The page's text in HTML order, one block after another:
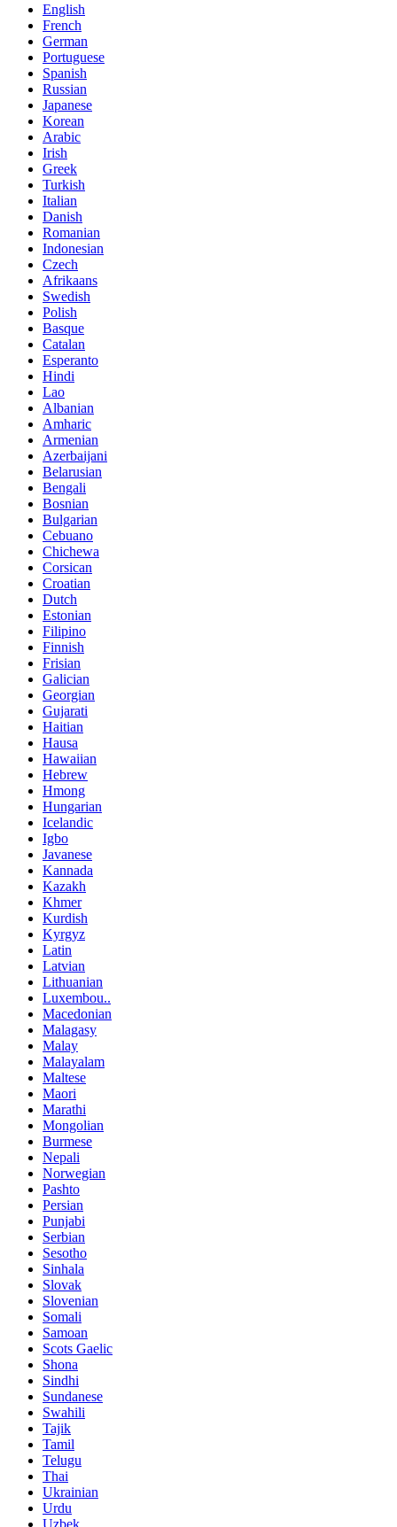
English
French
German
Portuguese
Spanish
Russian
Japanese
Korean
Arabic
Irish
Greek
Turkish
Italian
Danish
Romanian
Indonesian
Czech
Afrikaans
Swedish
Polish
Basque
Catalan
Esperanto
Hindi
Lao
Albanian
Amharic
Armenian
Azerbaijani
Belarusian
Bengali
Bosnian
Bulgarian
Cebuano
Chichewa
Corsican
Croatian
Dutch
Estonian
Filipino
Finnish
Frisian
Galician
Georgian
Gujarati
Haitian
Hausa
Hawaiian
Hebrew
Hmong
Hungarian
Icelandic
Igbo
Javanese
Kannada
Kazakh
Khmer
Kurdish
Kyrgyz
Latin
Latvian
Lithuanian
Luxembou..
Macedonian
Malagasy
Malay
Malayalam
Maltese
Maori
Marathi
Mongolian
Burmese
Nepali
Norwegian
Pashto
Persian
Punjabi
Serbian
Sesotho
Sinhala
Slovak
Slovenian
Somali
Samoan
Scots Gaelic
Shona
Sindhi
Sundanese
Swahili
Tajik
Tamil
Telugu
Thai
Ukrainian
Urdu
Uzbek